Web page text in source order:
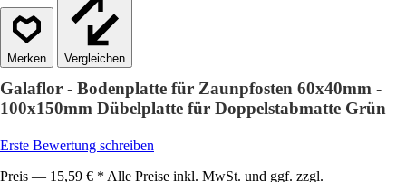
Vergleichen
Galaflor - Bodenplatte für Zaunpfosten 60x40mm -
100x150mm Dübelplatte für Doppelstabmatte Grün
Erste Bewertung schreiben
Preis — 15,59 € * Alle Preise inkl. MwSt. und ggf. zzgl.